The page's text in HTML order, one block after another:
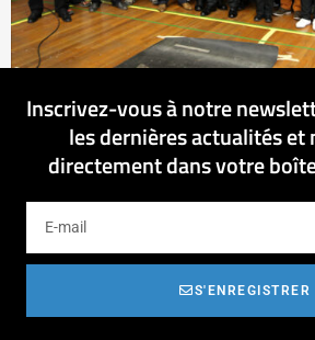
Inscrivez-vous à notre
les dernières actualités et
directement dans votre
S'ENREGISTRER